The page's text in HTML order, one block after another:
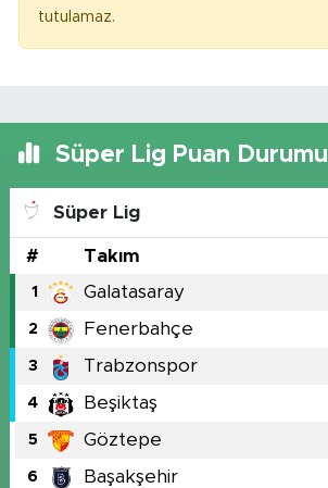
tutulamaz.
Süper Lig Puan Durumu
Süper Lig
# Takım
1 Galatasaray
2 Fenerbahçe
3 Trabzonspor
4 Beşiktaş
5 Göztepe
6 Başakşehir